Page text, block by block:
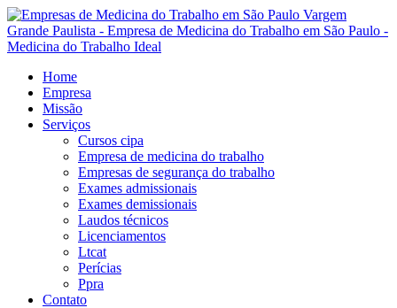
Home
Empresa
Missão
Serviços
Cursos cipa
Empresa de medicina do trabalho
Empresas de segurança do trabalho
Exames admissionais
Exames demissionais
Laudos técnicos
Licenciamentos
Ltcat
Perícias
Ppra
Contato